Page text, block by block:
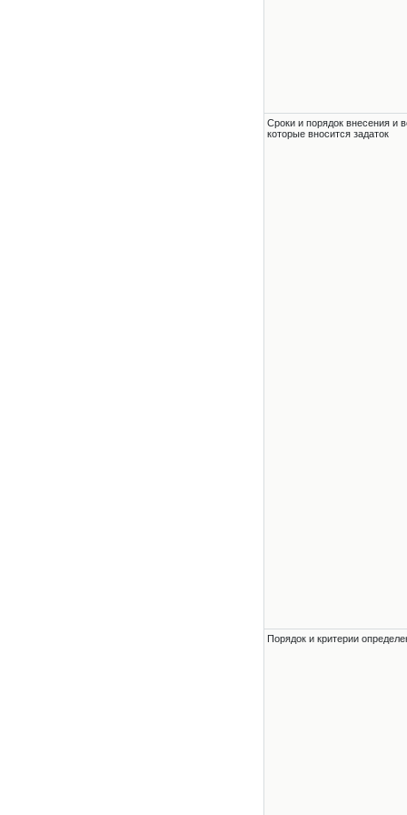
Сроки и порядок внесения и
которые вносится задаток
Порядок и критерии